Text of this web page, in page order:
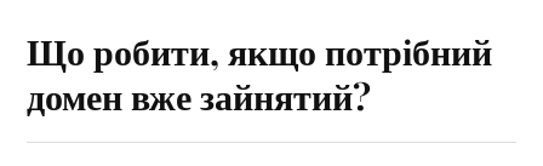
Що робити, якщо потрібний
домен вже зайнятий?